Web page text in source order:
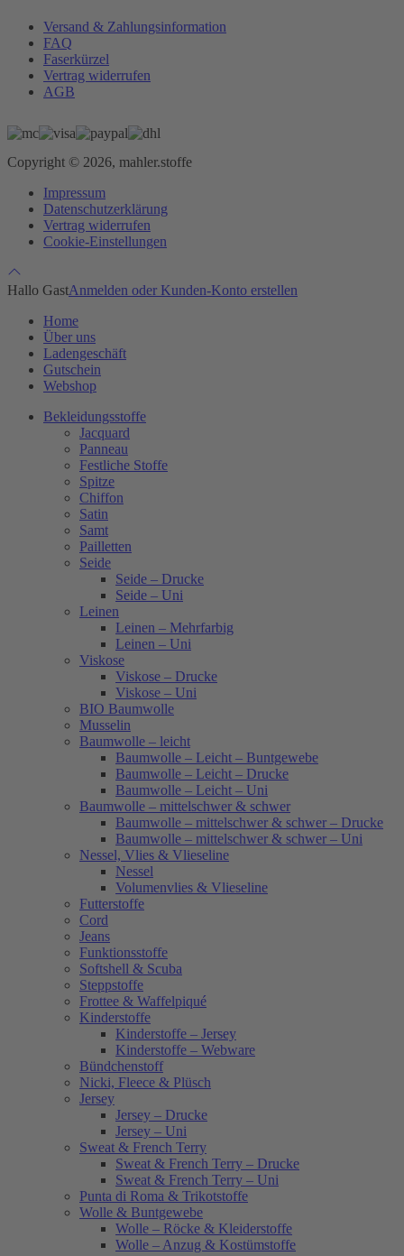
Versand & Zahlungsinformation
FAQ
Faserkürzel
Vertrag widerrufen
AGB
Copyright © 2026, mahler.stoffe
Impressum
Datenschutzerklärung
Vertrag widerrufen
Cookie-Einstellungen
Hallo GastAnmelden oder Kunden-Konto erstellen
Home
Über uns
Ladengeschäft
Gutschein
Webshop
Bekleidungsstoffe
Jacquard
Panneau
Festliche Stoffe
Spitze
Chiffon
Satin
Samt
Pailletten
Seide
Seide – Drucke
Seide – Uni
Leinen
Leinen – Mehrfarbig
Leinen – Uni
Viskose
Viskose – Drucke
Viskose – Uni
BIO Baumwolle
Musselin
Baumwolle – leicht
Baumwolle – Leicht – Buntgewebe
Baumwolle – Leicht – Drucke
Baumwolle – Leicht – Uni
Baumwolle – mittelschwer & schwer
Baumwolle – mittelschwer & schwer – Drucke
Baumwolle – mittelschwer & schwer – Uni
Nessel, Vlies & Vlieseline
Nessel
Volumenvlies & Vlieseline
Futterstoffe
Cord
Jeans
Funktionsstoffe
Softshell & Scuba
Steppstoffe
Frottee & Waffelpiqué
Kinderstoffe
Kinderstoffe – Jersey
Kinderstoffe – Webware
Bündchenstoff
Nicki, Fleece & Plüsch
Jersey
Jersey – Drucke
Jersey – Uni
Sweat & French Terry
Sweat & French Terry – Drucke
Sweat & French Terry – Uni
Punta di Roma & Trikotstoffe
Wolle & Buntgewebe
Wolle – Röcke & Kleiderstoffe
Wolle – Anzug & Kostümstoffe